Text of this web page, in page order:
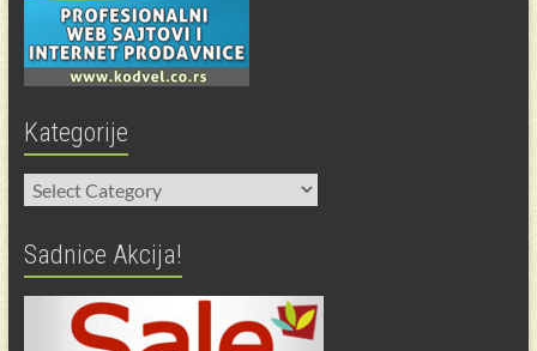
Kategorije
Kategorije
Sadnice Akcija!